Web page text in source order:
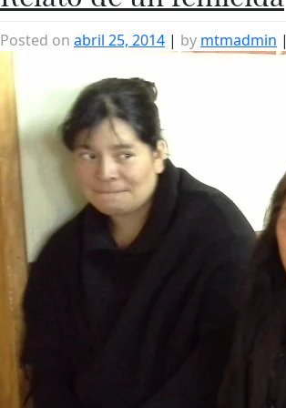
Posted on abril 25, 2014 | by mtmadmin |